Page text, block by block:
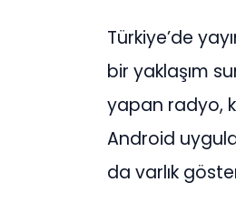
Türkiye’de
bir yaklaşım
yapan radyo,
Android
da varlık